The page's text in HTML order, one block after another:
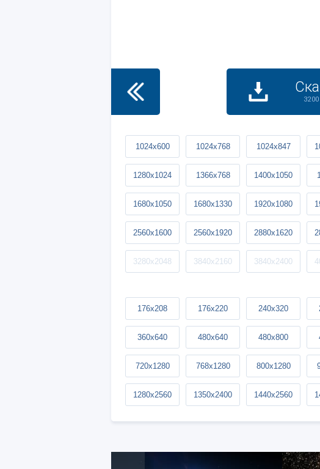
1024x600 1024x768 1024x847
1280x1024 1366x768 1400x1050
1680x1050 1680x1330 1920x1080
2560x1600 2560x1920 2880x1620
3280x2048 3840x2160 3840x2400
176x208 176x220 240x320
360x640 480x640 480x800
720x1280 768x1280 800x1280
1280x2560 1350x2400 1440x2560